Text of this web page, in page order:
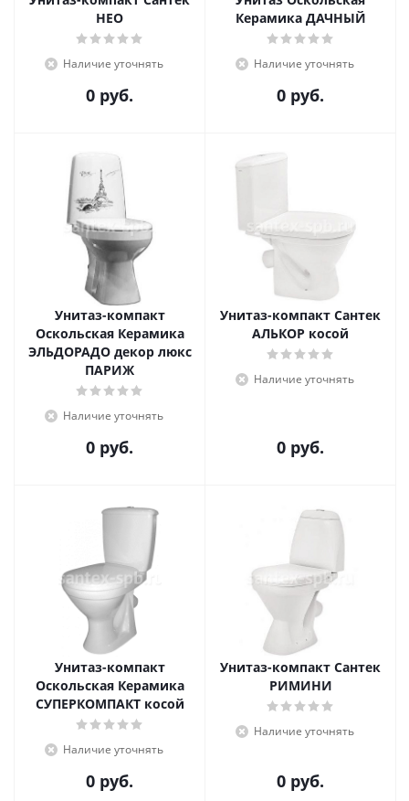
НЕО
Наличие уточнять
0 руб.
Керамика ДАЧНЫЙ
Наличие уточнять
0 руб.
Унитаз-компакт
Оскольская Керамика
ЭЛЬДОРАДО декор люкс
ПАРИЖ
Наличие уточнять
0 руб.
Унитаз-компакт Сантек
АЛЬКОР косой
Наличие уточнять
0 руб.
Унитаз-компакт
Оскольская Керамика
СУПЕРКОМПАКТ косой
Наличие уточнять
0 руб.
Унитаз-компакт Сантек
РИМИНИ
Наличие уточнять
0 руб.